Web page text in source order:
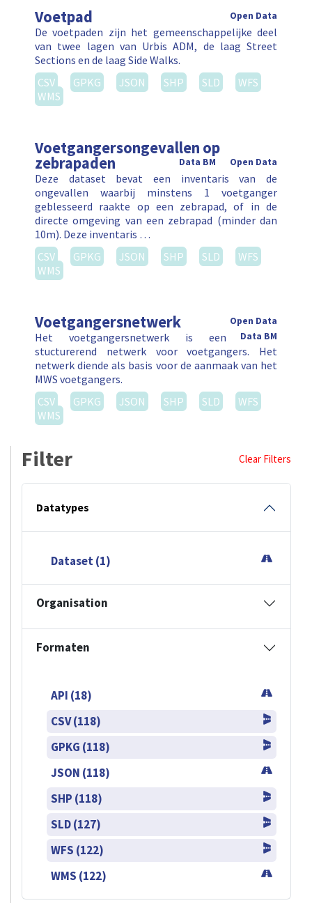
Voetpad Open Data
De voetpaden zijn het gemeenschappelijke deel
van twee lagen van Urbis ADM, de laag Street
Sections en de laag Side Walks.
CSV
GPKG JSON SHP SLD
WFS
WMS
Voetgangersongevallen op
zebrapaden Open Data
Data BM
Deze dataset bevat een inventaris van de
ongevallen waarbij minstens 1 voetganger
geblesseerd raakte op een zebrapad, of in de
directe omgeving van een zebrapad (minder dan
10m). Deze inventaris …
CSV
GPKG JSON SHP SLD
WFS
WMS
Voetgangersnetwerk
Open Data
Data BM
Het voetgangersnetwerk is een
stucturerend netwerk voor voetgangers. Het
netwerk diende als basis voor de aanmaak van het
MWS voetgangers.
CSV
GPKG JSON SHP SLD
WFS
WMS
Filter Clear Filters
Datatypes
Dataset (1)
Organisation
Formaten
API (18)
CSV (118)
GPKG (118)
JSON (118)
SHP (118)
SLD (127)
WFS (122)
WMS (122)